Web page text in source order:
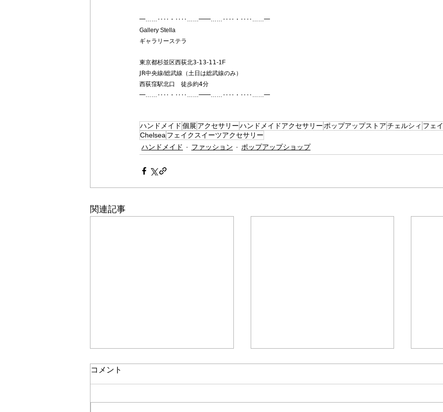
━……‥‥・‥‥……━━……‥‥・‥‥……━
Gallery Stella
ギャラリーステラ
東京都杉並区西荻北𝟥-𝟣𝟥-𝟣𝟣-1F
𝖩𝖱中央線/総武線（土日は総武線のみ）
西荻窪駅北口　徒歩約𝟦分
━……‥‥・‥‥……━━……‥‥・‥‥……━
ハンドメイド 個展 アクセサリーハンドメイドアクセサリー ポップアップストアチェルシィ フェ
Chelsea フェイクスイーツアクセサリー
ハンドメイド
ファッション ポップアップショップ
関連記事
コメント